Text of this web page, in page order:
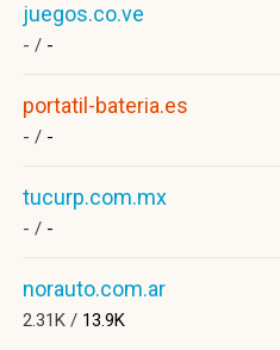
juegos.co.ve
- / -
portatil-bateria.es
- / -
tucurp.com.mx
- / -
norauto.com.ar
2.31K / 13.9K